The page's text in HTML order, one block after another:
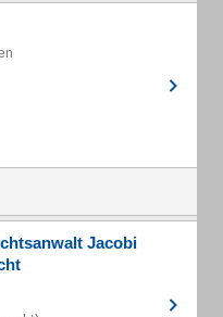
Jacobi